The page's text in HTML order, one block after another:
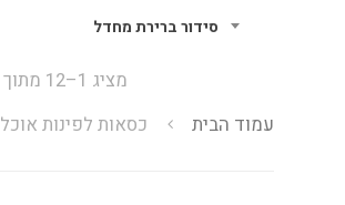
סידור ברירת מחדל
מציג 1–12 מתוך 15 תוצאות
עמוד הבית
כסאות לפינות אוכל